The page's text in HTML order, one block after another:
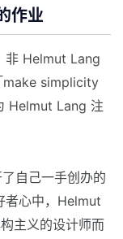
作业
非 Helmut Lang
make simplicity
Helmut Lang 注
自己一手创办的
者心中，Helmut
主义的设计师而